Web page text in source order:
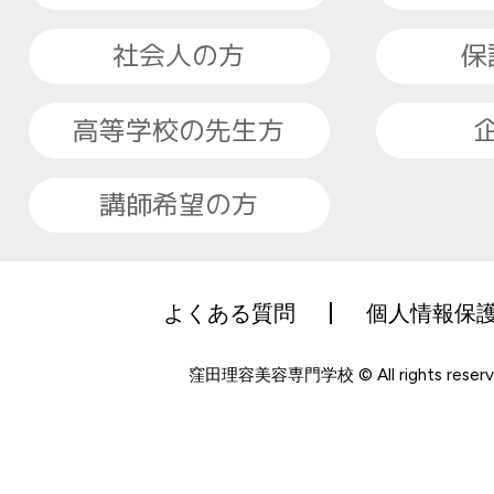
社会人の方
高等学校の先生方
講師希望の方
よくある質問 個人情報保
窪田理容美容専門学校 © All rights